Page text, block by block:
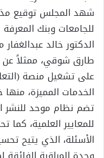
شهد المجلس توقيع
للجامعات وبنك
الدكتور خالد
طارق شوقي، ممثلاً عن
على تشغيل منصة
الخدمات المميزة،
تضم نظام موحد للنشر
للمعايير العلمية،
الأسئلة، الذي يتيح